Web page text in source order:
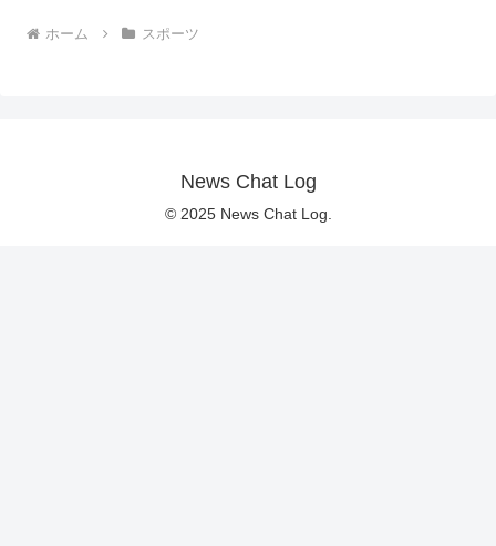
ホーム スポーツ
News Chat Log
© 2025 News Chat Log.